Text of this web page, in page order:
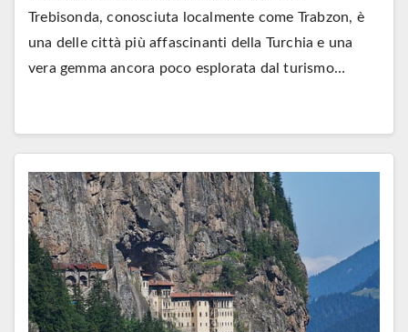
Trebisonda, conosciuta localmente come Trabzon, è
una delle città più affascinanti della Turchia e una
vera gemma ancora poco esplorata dal turismo…